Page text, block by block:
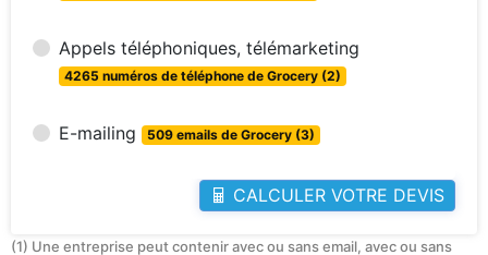
Appels téléphoniques, télémarketing
4265 numéros de téléphone de Grocery (2)
E-mailing 509 emails de Grocery (3)
CALCULER VOTRE DEVIS
(1) Une entreprise peut contenir avec ou sans email, avec ou sans